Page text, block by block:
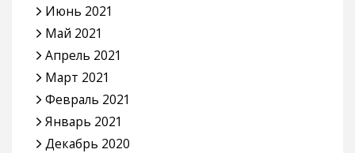
Июнь 2021
Май 2021
Апрель 2021
Март 2021
Февраль 2021
Январь 2021
Декабрь 2020